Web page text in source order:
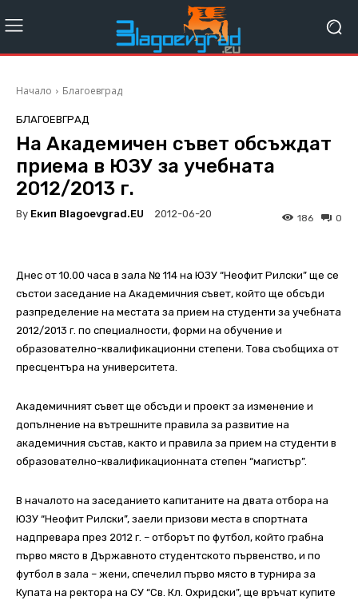
Начало Благоевград
БЛАГОЕВГРАД
На Академичен съвет обсъждат
приема в ЮЗУ за учебната
2012/2013 г.
By Екип Blagoevgrad.EU 2012-06-20 0
186
Днес от 10.00 часа в зала № 114 на ЮЗУ “Неофит Рилски” ще се
състои заседание на Академичния съвет, който ще обсъди
разпределение на местата за прием на студенти за учебната
2012/2013 г. по специалности, форми на обучение и
образователно-квалификационни степени. Това съобщиха от
пресцентъра на университета.
Академичният съвет ще обсъди и проект за изменение и
допълнение на вътрешните правила за развитие на
академичния състав, както и правила за прием на студенти в
образователно-квалификационната степен “магистър”.
В началото на заседанието капитаните на двата отбора на
ЮЗУ “Неофит Рилски”, заели призови места в спортната
надпревара през 2012 г. – отборът по футбол, който грабна
първо място в Държавното студентското първенство, и по
футбол в зала – жени, спечелил първо място в турнира за
Купата на ректора на СУ “Св. Кл. Охридски”, ще връчат купите